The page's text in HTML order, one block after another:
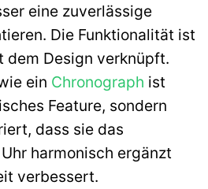
eine zuverlässige
Die Funktionalität ist
dem Design verknüpft.
ein Chronograph ist
Feature, sondern
dass sie das
harmonisch ergänzt
verbessert.